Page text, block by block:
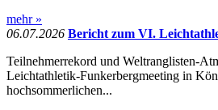
mehr »
06.07.2026 Bericht zum VI.
Teilnehmerrekord und Weltranglisten-
Leichtathletik-Funkerbergmeeting in
hochsommerlichen...